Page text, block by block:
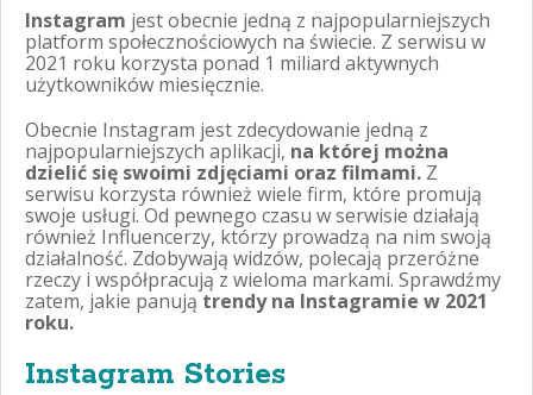
Instagram jest obecnie jedną z najpopularniejszych
platform społecznościowych na świecie. Z serwisu w
2021 roku korzysta ponad 1 miliard aktywnych
użytkowników miesięcznie.
Obecnie Instagram jest zdecydowanie jedną z
najpopularniejszych aplikacji, na której można
dzielić się swoimi zdjęciami oraz filmami. Z
serwisu korzysta również wiele firm, które promują
swoje usługi. Od pewnego czasu w serwisie działają
również Influencerzy, którzy prowadzą na nim swoją
działalność. Zdobywają widzów, polecają przeróżne
rzeczy i współpracują z wieloma markami. Sprawdźmy
zatem, jakie panujątrendy na Instagramie w 2021
roku.
Instagram Stories